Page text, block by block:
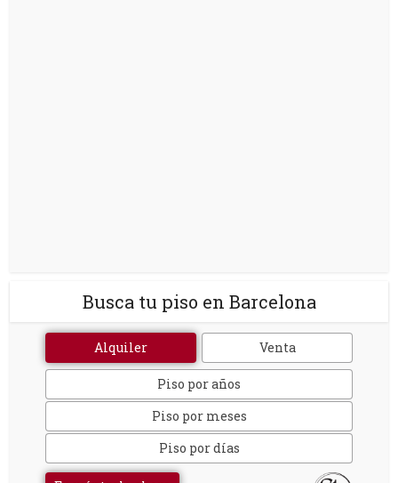
Busca tu piso en Barcelona
Alquiler Venta
Piso por años
Piso por meses
Piso por días